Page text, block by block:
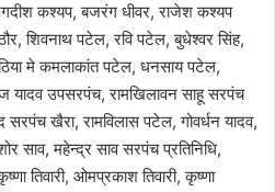
कश्यप, बजरंग धीवर, राजेश कश्यप
शिवनाथ पटेल, रवि पटेल, बुधेश्वर सिंह,
मे कमलाकांत पटेल, धनसाय पटेल,
यादव उपसरपंच, रामखिलावन साहू सरपंच
सरपंच खैरा, रामविलास पटेल, गोवर्धन यादव,
साव, महेन्द्र साव सरपंच प्रतिनिधि,
तिवारी, ओमप्रकाश तिवारी, कृष्णा